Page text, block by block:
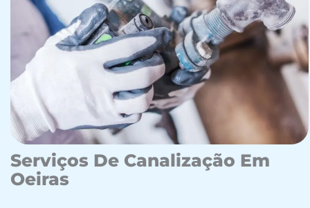
Serviços De Canalização Em
Oeiras